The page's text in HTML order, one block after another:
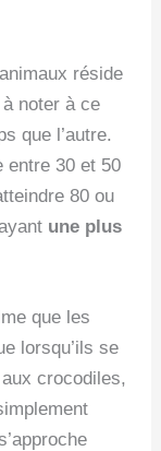
réside
noter à ce
que l’autre.
entre 30 et 50
80 ou
une plus
que les
lorsqu’ils se
crocodiles,